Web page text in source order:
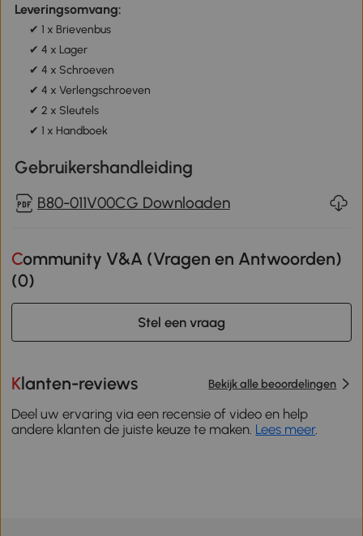
Leveringsomvang:
✔ 1 x Brievenbus
✔ 4 x Lager
✔ 4 x Schroeven
✔ 4 x Verlengschroeven
✔ 2 x Sleutels
✔ 1 x Handboek
Gebruikershandleiding
B80-011V00CG Downloaden
Community V&A (Vragen en Antwoorden)
(0)
Stel een vraag
Klanten-reviews Bekijk alle beoordelingen
Deel uw ervaring via een recensie of video en help
andere klanten de juiste keuze te maken. Lees meer.